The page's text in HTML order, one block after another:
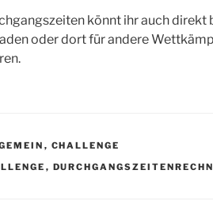
könnt ihr auch direkt
oder dort für andere
, CHALLENGE
,